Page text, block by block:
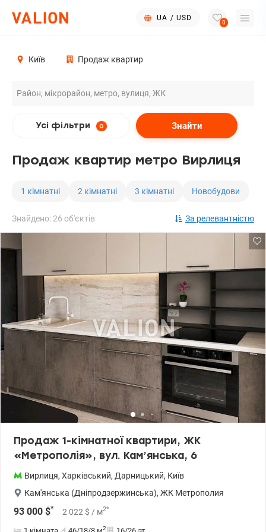
UA / USD
0
Київ Продаж квартир
Усі фільтри 0 Знайти
Продаж квартир метро Вирлиця
1 кімнатні 2 кімнатні 3 кімнатні Новобудови
Знайдено: 26 об'єктів За релевантністю
Продаж 1-кімнатної квартири, ЖК
«Метрополія», вул. Кам’янська, 6
Вирлиця, Харківський, Дарницький, Київ
Кам'янська (Дніпродзержинська), ЖК Метрополия
93 000 $* 2 022 $ / м2*
2